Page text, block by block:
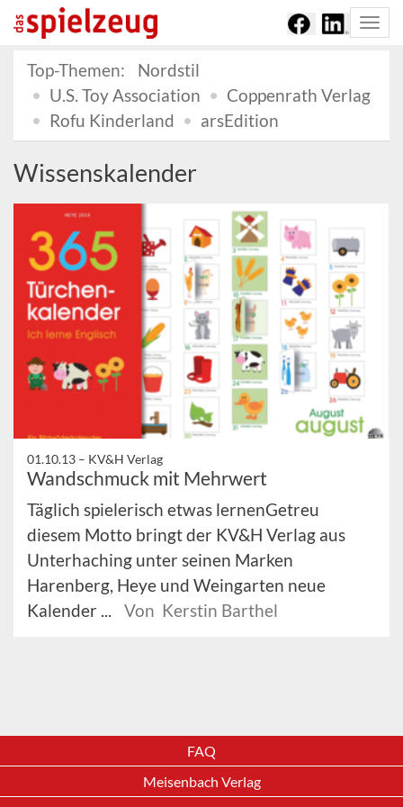
Top-Themen:
Nordstil
U.S. Toy Association
Coppenrath Verlag
Rofu Kinderland
arsEdition
Wissenskalender
01.10.13 – KV&H Verlag
Wandschmuck mit Mehrwert
Täglich spielerisch etwas lernenGetreu
diesem Motto bringt der KV&H Verlag aus
Unterhaching unter seinen Marken
Harenberg, Heye und Weingarten neue
Kalender ...
Von Kerstin Barthel
FAQ
Meisenbach Verlag